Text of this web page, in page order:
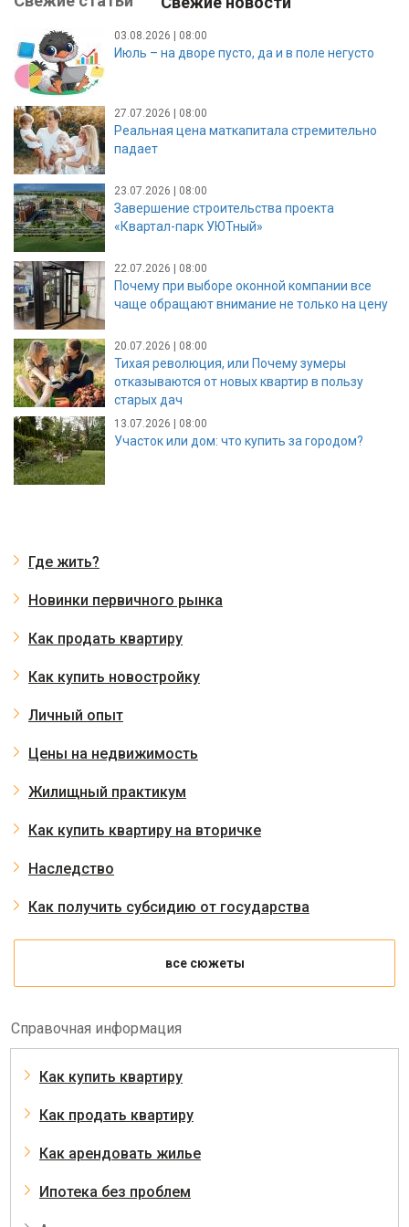
03.08.2026 | 08:00
Июль – на дворе пусто, да и в поле негусто
27.07.2026 | 08:00
Реальная цена маткапитала стремительно
падает
23.07.2026 | 08:00
Завершение строительства проекта
«Квартал-парк УЮТный»
22.07.2026 | 08:00
Почему при выборе оконной компании все
чаще обращают внимание не только на цену
20.07.2026 | 08:00
Тихая революция, или Почему зумеры
отказываются от новых квартир в пользу
старых дач
13.07.2026 | 08:00
Участок или дом: что купить за городом?
Где жить?
Новинки первичного рынка
Как продать квартиру
Как купить новостройку
Личный опыт
Цены на недвижимость
Жилищный практикум
Как купить квартиру на вторичке
Наследство
Как получить субсидию от государства
все сюжеты
Справочная информация
Как купить квартиру
Как продать квартиру
Как арендовать жилье
Ипотека без проблем